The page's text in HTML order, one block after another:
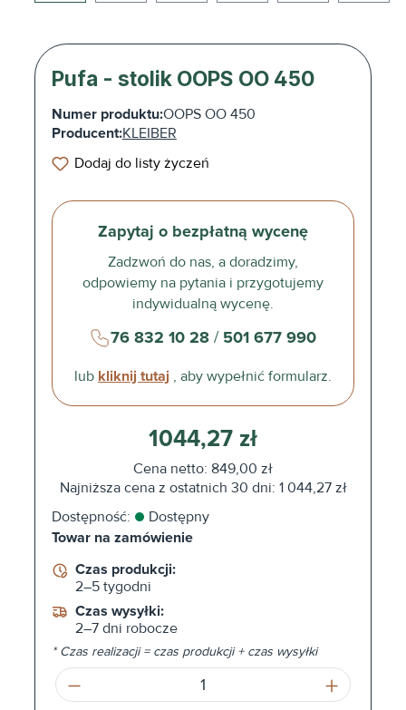
Pufa - stolik OOPS OO 450
Numer produktu:OOPS OO 450
Producent:KLEIBER
Dodaj do listy życzeń
Zapytaj o bezpłatną wycenę
Zadzwoń do nas, a doradzimy,
odpowiemy na pytania i przygotujemy
indywidualną wycenę.
76 832 10 28/ 501 677 990
lub kliknij tutaj , aby wypełnić formularz.
1044,27 zł
Cena netto: 849,00 zł
Najniższa cena z ostatnich 30 dni: 1 044,27 zł
Dostępność:
Dostępny
Towar na zamówienie
Czas produkcji:
2–5 tygodni
Czas wysyłki:
2–7 dni robocze
* Czas realizacji = czas produkcji + czas wysyłki
Ilość produktu: Wprowadź żądaną